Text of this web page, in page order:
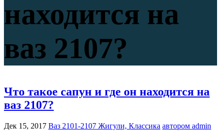
находится на
ваз 2107?
Что такое сапун и где он находится на
ваз 2107?
Дек 15, 2017 Ваз 2101-2107 Жигули, Классика автором admin